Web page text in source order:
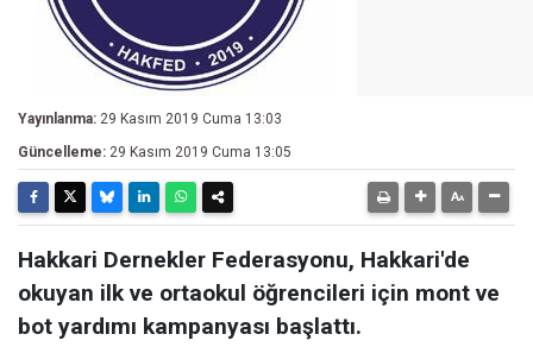
Yayınlanma: 29 Kasım 2019 Cuma 13:03
Güncelleme: 29 Kasım 2019 Cuma 13:05
Hakkari Dernekler Federasyonu, Hakkari'de
okuyan ilk ve ortaokul öğrencileri için mont ve
bot yardımı kampanyası başlattı.